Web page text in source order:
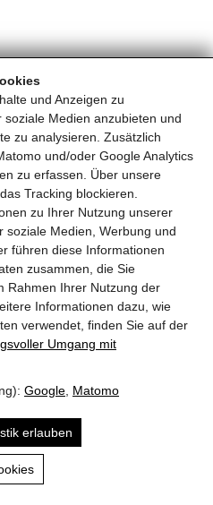
und Anzeigen zu
Medien anzubieten und
zu analysieren. Zusätzlich
und/oder Google Analytics
zu erfassen. Über unsere
Tracking blockieren.
zu Ihrer Nutzung unserer
soziale Medien, Werbung und
führen diese Informationen
zusammen, die Sie
Rahmen Ihrer Nutzung der
Informationen dazu, wie
verwendet, finden Sie auf der
Umgang mit
Google Matomo
erlauben
TROCKENBAU
KONTAKT IMPRESSUM